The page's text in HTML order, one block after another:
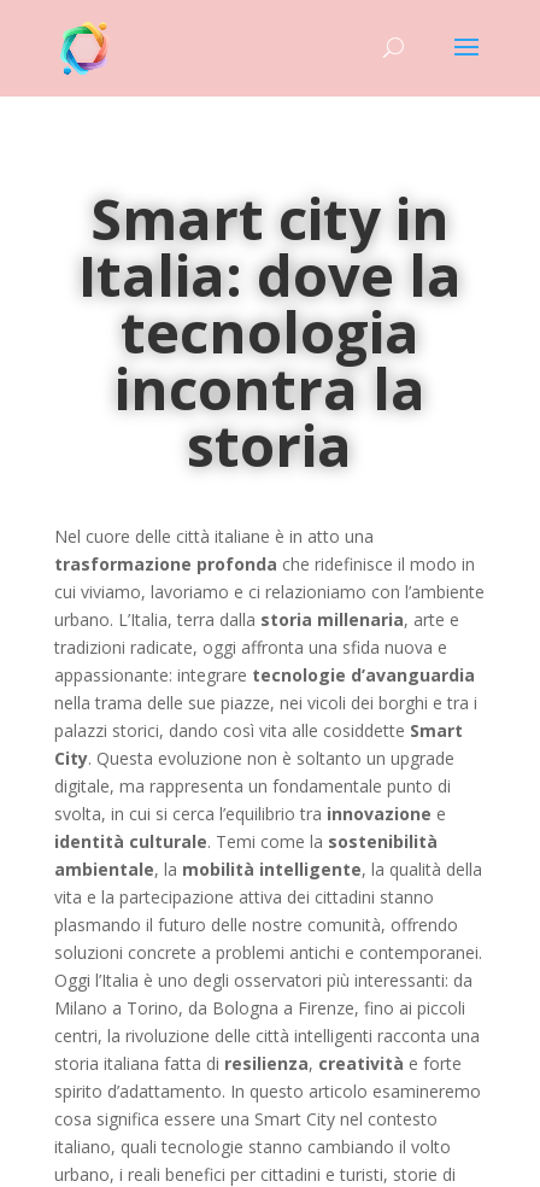
Smart city in
Italia: dove la
tecnologia
incontra la
storia
Nel cuore delle città italiane è in atto una
trasformazione profonda che ridefinisce il modo in
cui viviamo, lavoriamo e ci relazioniamo con l’ambiente
urbano. L’Italia, terra dalla storia millenaria, arte e
tradizioni radicate, oggi affronta una sfida nuova e
appassionante: integrare tecnologie d’avanguardia
nella trama delle sue piazze, nei vicoli dei borghi e tra i
palazzi storici, dando così vita alle cosiddette Smart
City. Questa evoluzione non è soltanto un upgrade
digitale, ma rappresenta un fondamentale punto di
svolta, in cui si cerca l’equilibrio tra innovazione e
identità culturale. Temi come la sostenibilità
ambientale, la mobilità intelligente, la qualità della
vita e la partecipazione attiva dei cittadini stanno
plasmando il futuro delle nostre comunità, offrendo
soluzioni concrete a problemi antichi e contemporanei.
Oggi l’Italia è uno degli osservatori più interessanti: da
Milano a Torino, da Bologna a Firenze, fino ai piccoli
centri, la rivoluzione delle città intelligenti racconta una
storia italiana fatta di resilienza, creatività e forte
spirito d’adattamento. In questo articolo esamineremo
cosa significa essere una Smart City nel contesto
italiano, quali tecnologie stanno cambiando il volto
urbano, i reali benefici per cittadini e turisti, storie di